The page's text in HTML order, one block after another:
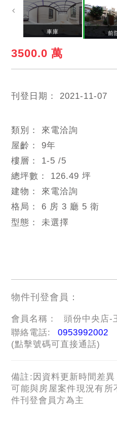
車庫 前
3500.0 萬
刊登日期： 2021-11-07
類別： 來電洽詢
屋齡：9年
樓層： 1-5 /5
總坪數： 126.49 坪
建物： 來電洽詢
格局： 6 房 3 廳 5 衛
型態： 未選擇
物件刊登會員：
會員名稱：
頭份中央店-
聯絡電話:
0953992002
(點擊號碼可直接通話)
備註:因資料更新時間差
可能與房屋案件現況有
件刊登會員方為主